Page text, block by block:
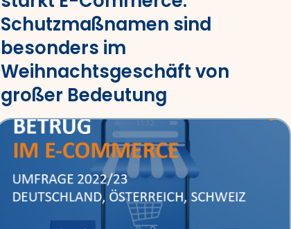
Schutzmaßnamen sind
besonders im
Weihnachtsgeschäft von
großer Bedeutung